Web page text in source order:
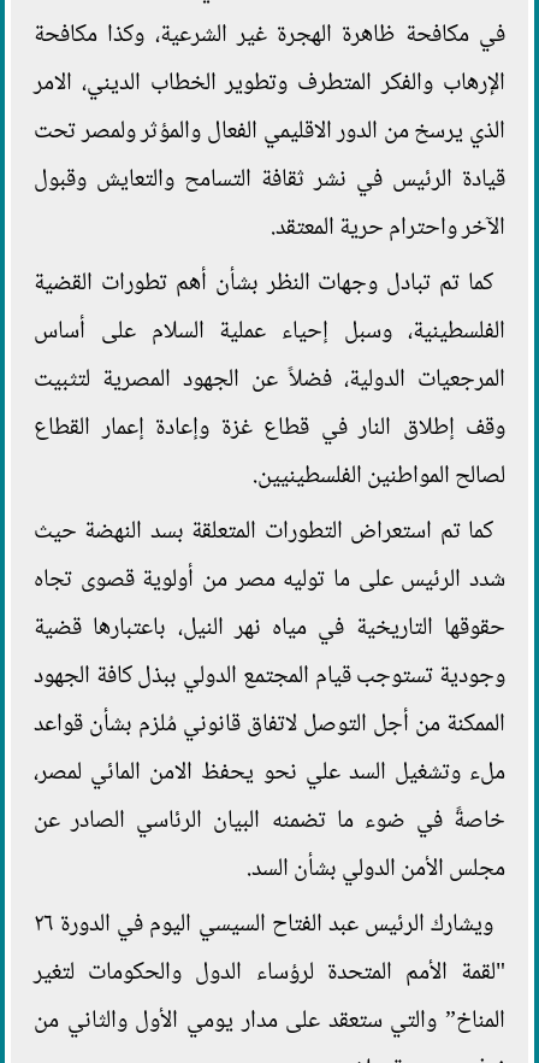
في مكافحة ظاهرة الهجرة غير الشرعية، وكذا مكافحة
الإرهاب والفكر المتطرف وتطوير الخطاب الديني، الامر
الذي يرسخ من الدور الاقليمي الفعال والمؤثر ولمصر تحت
قيادة الرئيس في نشر ثقافة التسامح والتعايش وقبول
الآخر واحترام حرية المعتقد.
كما تم تبادل وجهات النظر بشأن أهم تطورات القضية
الفلسطينية، وسبل إحياء عملية السلام على أساس
المرجعيات الدولية، فضلاً عن الجهود المصرية لتثبيت
وقف إطلاق النار في قطاع غزة وإعادة إعمار القطاع
لصالح المواطنين الفلسطينيين.
كما تم استعراض التطورات المتعلقة بسد النهضة حيث
شدد الرئيس على ما توليه مصر من أولوية قصوى تجاه
حقوقها التاريخية في مياه نهر النيل، باعتبارها قضية
وجودية تستوجب قيام المجتمع الدولي ببذل كافة الجهود
الممكنة من أجل التوصل لاتفاق قانوني مُلزم بشأن قواعد
ملء وتشغيل السد علي نحو يحفظ الامن المائي لمصر،
خاصةً في ضوء ما تضمنه البيان الرئاسي الصادر عن
مجلس الأمن الدولي بشأن السد.
ويشارك الرئيس عبد الفتاح السيسي اليوم في الدورة ٢٦
"لقمة الأمم المتحدة لرؤساء الدول والحكومات لتغير
المناخ” والتي ستعقد على مدار يومي الأول والثاني من